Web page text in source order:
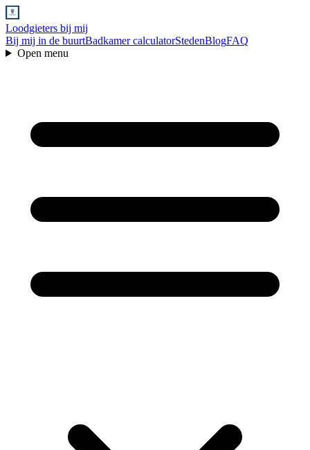
Loodgieters bij mij
Bij mij in de buurtBadkamer calculatorStedenBlogFAQ
Open menu